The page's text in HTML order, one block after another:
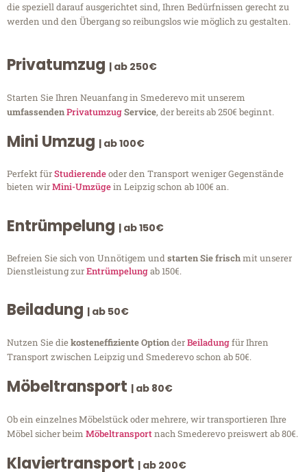
die speziell darauf ausgerichtet sind, Ihren Bedürfnissen gerecht zu
werden und den Übergang so reibungslos wie möglich zu gestalten.
Privatumzug | ab 250€
Starten Sie Ihren Neuanfang in Smederevo mit unserem
umfassendenPrivatumzugService, der bereits ab 250€ beginnt.
Mini Umzug | ab 100€
Perfekt fürStudierendeoder den Transport weniger Gegenstände
bieten wirMini-Umzügein Leipzig schon ab 100€ an.
Entrümpelung | ab 150€
Befreien Sie sich von Unnötigem undstarten Sie frischmit unserer
Dienstleistung zurEntrümpelungab 150€.
Beiladung | ab 50€
Nutzen Sie diekosteneffiziente OptionderBeiladungfür Ihren
Transport zwischen Leipzig und Smederevo schon ab 50€.
Möbeltransport | ab 80€
Ob ein einzelnes Möbelstück oder mehrere, wir transportieren Ihre
Möbel sicher beim Möbeltransportnach Smederevo preiswert ab 80€.
Klaviertransport | ab 200€